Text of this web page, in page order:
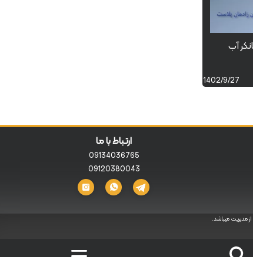
آب
1402/9/27
ارتباط با ما
09134036765
09120380043
مدیریت میباشد.